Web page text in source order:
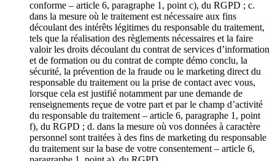
conforme – article 6, paragraphe 1, point c), du RGPD ; c.
dans la mesure où le traitement est nécessaire aux fins
découlant des intérêts légitimes du responsable du traitement,
tels que la réalisation des règlements nécessaires et la faire
valoir les droits découlant du contrat de services d’information
et de formation ou du contrat de compte démo conclu, la
sécurité, la prévention de la fraude ou le marketing direct du
responsable du traitement ou la prise de contact avec vous,
lorsque cela est justifié notamment par une demande de
renseignements reçue de votre part et par le champ d’activité
du responsable du traitement – article 6, paragraphe 1, point
f), du RGPD ; d. dans la mesure où vos données à caractère
personnel sont traitées à des fins de marketing du responsable
du traitement sur la base de votre consentement – article 6,